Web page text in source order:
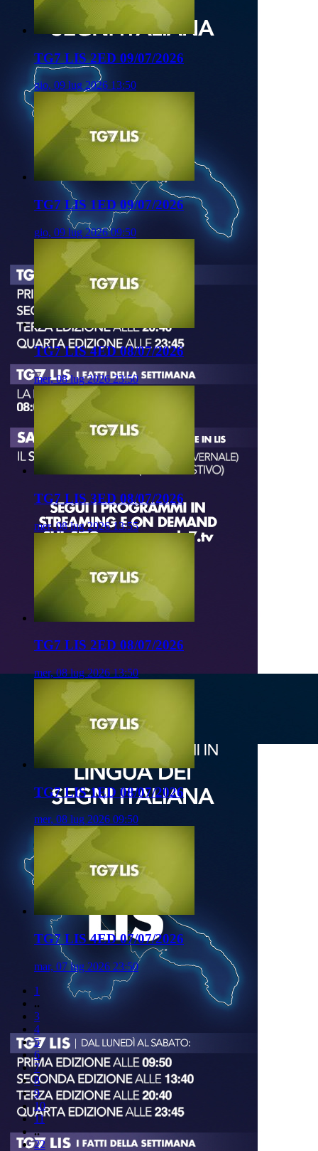
TG7 LIS 2ED 09/07/2026
gio, 09 lug 2026 13:50
TG7 LIS 1ED 09/07/2026
gio, 09 lug 2026 09:50
TG7 LIS 4ED 08/07/2026
mer, 08 lug 2026 23:50
TG7 LIS 3ED 08/07/2026
mer, 08 lug 2026 13:55
TG7 LIS 2ED 08/07/2026
mer, 08 lug 2026 13:50
TG7 LIS 1ED 08/07/2026
mer, 08 lug 2026 09:50
TG7 LIS 4ED 07/07/2026
mar, 07 lug 2026 23:50
1
..
3
4
5
6
7
8
9
10
11
..
22